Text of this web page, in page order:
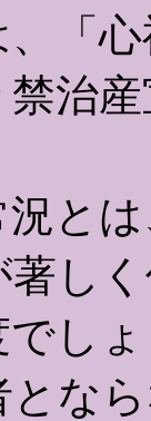
、「
治
と
し
し
とな